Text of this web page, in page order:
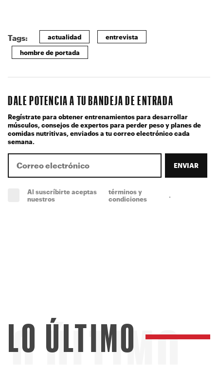
Tags: actualidad entrevista
hombre de portada
DALE POTENCIA A TU BANDEJA DE ENTRADA
Regístrate para obtener entrenamientos para desarrollar
músculos, consejos de expertos para perder peso y planes de
comidas nutritivas, enviados a tu correo electrónico cada
semana.
ENVIAR
Al suscríbirte aceptas
nuestros
términos y
condiciones
.
ÚLTIMO
LO ÚLTIMO